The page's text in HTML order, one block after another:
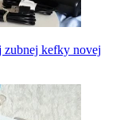
zubnej kefky novej